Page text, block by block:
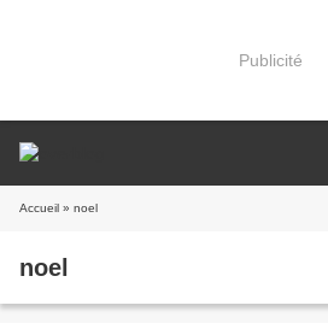
Publicité
Accueil » noel
noel